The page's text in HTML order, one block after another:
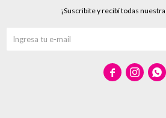
¡Suscribite y recibí todas
  